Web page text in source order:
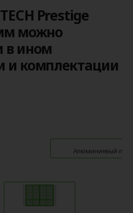
Prestige
можно
в ином
и комплектации
Алюминиевый